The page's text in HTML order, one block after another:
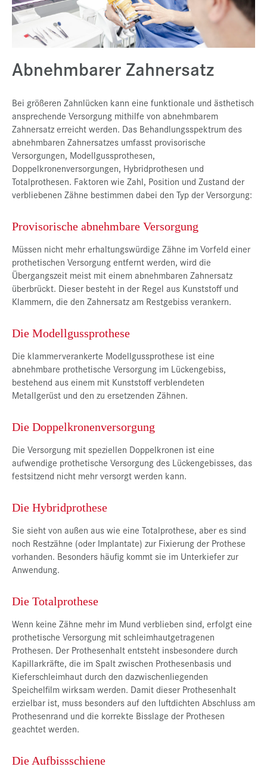
Presse
Jobs
Service-Links
de |en
Abnehmbarer Zahnersatz
Bei größeren Zahnlücken kann eine funktionale und ästhetisch
ansprechende Versorgung mithilfe von abnehmbarem
Zahnersatz erreicht werden. Das Behandlungsspektrum des
abnehmbaren Zahnersatzes umfasst provisorische
Versorgungen, Modellgussprothesen,
Doppelkronenversorgungen, Hybridprothesen und
Totalprothesen. Faktoren wie Zahl, Position und Zustand der
verbliebenen Zähne bestimmen dabei den Typ der Versorgung:
Provisorische abnehmbare Versorgung
Müssen nicht mehr erhaltungswürdige Zähne im Vorfeld einer
prothetischen Versorgung entfernt werden, wird die
Übergangszeit meist mit einem abnehmbaren Zahnersatz
überbrückt. Dieser besteht in der Regel aus Kunststoff und
Klammern, die den Zahnersatz am Restgebiss verankern.
Die Modellgussprothese
Die klammerverankerte Modellgussprothese ist eine
abnehmbare prothetische Versorgung im Lückengebiss,
bestehend aus einem mit Kunststoff verblendeten
Metallgerüst und den zu ersetzenden Zähnen.
Die Doppelkronenversorgung
Die Versorgung mit speziellen Doppelkronen ist eine
aufwendige prothetische Versorgung des Lückengebisses, das
festsitzend nicht mehr versorgt werden kann.
Die Hybridprothese
Sie sieht von außen aus wie eine Totalprothese, aber es sind
noch Restzähne (oder Implantate) zur Fixierung der Prothese
vorhanden. Besonders häufig kommt sie im Unterkiefer zur
Anwendung.
Die Totalprothese
Wenn keine Zähne mehr im Mund verblieben sind, erfolgt eine
prothetische Versorgung mit schleimhautgetragenen
Prothesen. Der Prothesenhalt entsteht insbesondere durch
Kapillarkräfte, die im Spalt zwischen Prothesenbasis und
Kieferschleimhaut durch den dazwischenliegenden
Speichelfilm wirksam werden. Damit dieser Prothesenhalt
erzielbar ist, muss besonders auf den luftdichten Abschluss am
Prothesenrand und die korrekte Bisslage der Prothesen
geachtet werden.
Die Aufbissschiene